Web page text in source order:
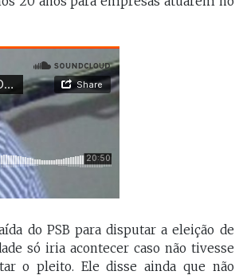
do PSB para disputar a eleição de
só iria acontecer caso não tivesse
o pleito. Ele disse ainda que não